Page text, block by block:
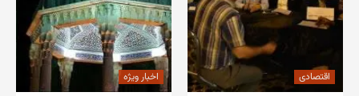
اقتصادی اخبار ویژه